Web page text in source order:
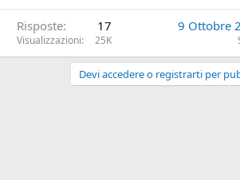
Risposte 17
Visualizzazioni 25K
9 Ottobre
Devi accedere o registrarti per